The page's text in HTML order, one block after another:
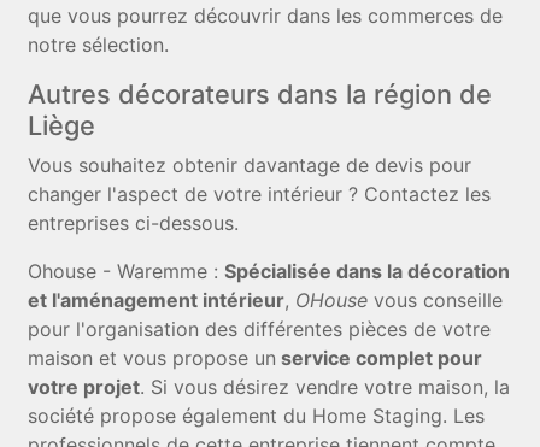
que vous pourrez découvrir dans les commerces de
notre sélection.
Autres décorateurs dans la région de
Liège
Vous souhaitez obtenir davantage de devis pour
changer l'aspect de votre intérieur ? Contactez les
entreprises ci-dessous.
Ohouse - Waremme :Spécialisée dans la décoration
et l'aménagement intérieur, OHousevous conseille
pour l'organisation des différentes pièces de votre
maison et vous propose un service complet pour
votre projet. Si vous désirez vendre votre maison, la
société propose également du Home Staging. Les